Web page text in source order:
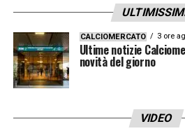
esperienza, maturata in
competitivi, e la sua
italiano possano dare un
immediato e duraturo alla
CALCIOMERCATO 3 ore
Ultime notizie
novità del giorno
VIDEO